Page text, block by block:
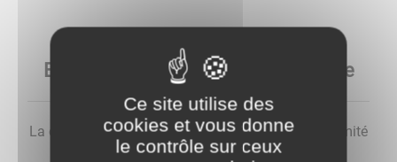
Extension de la restauration scolaire
La construction d’une salle de restauration à proximité
de la cantine du collège (liée physiquement à la
Ce site utilise des
cookies et vous donne
le contrôle sur ceux